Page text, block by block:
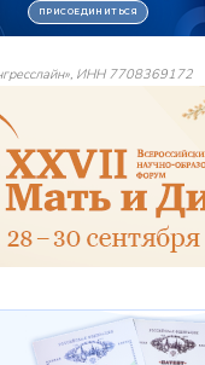
ИНН 7708369172